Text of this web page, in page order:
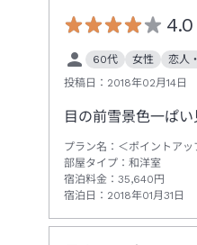
4.0
60代 女性
恋人
投稿日： 2018年02月14日
目の前雪景色一ぱ
プラン名： ＜ポイントア
部屋タイプ： 和洋室
宿泊料金： 35,640円
宿泊日： 2018年01月31日